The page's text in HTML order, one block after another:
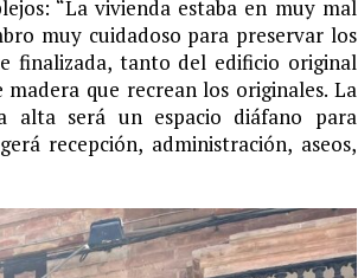
“La vivienda estaba en muy mal
muy cuidadoso para preservar los
finalizada, tanto del edificio original
que recrean los originales. La
alta será un espacio diáfano para
recepción, administración, aseos,